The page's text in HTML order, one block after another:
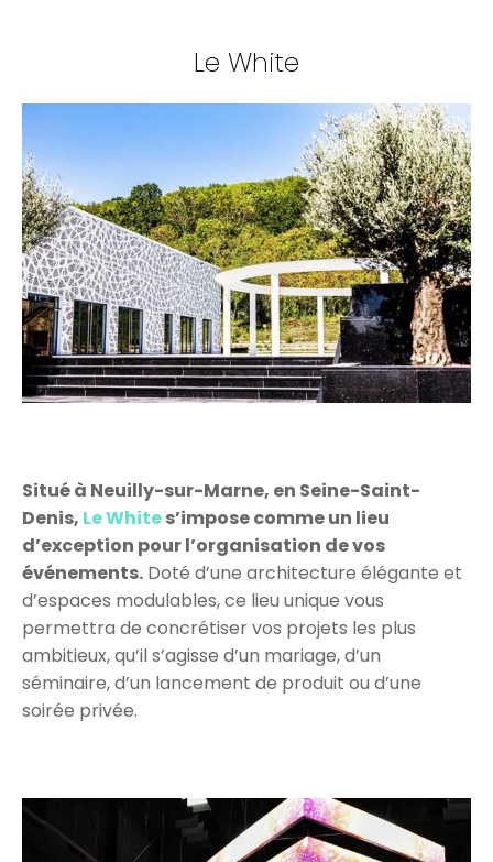
Le White
Situé à Neuilly-sur-Marne, en Seine-Saint-
Denis, Le Whites’impose comme un lieu
d’exception pour l’organisation de vos
événements. Doté d’une architecture élégante et
d’espaces modulables, ce lieu unique vous
permettra de concrétiser vos projets les plus
ambitieux, qu’il s’agisse d’un mariage, d’un
séminaire, d’un lancement de produit ou d’une
soirée privée.